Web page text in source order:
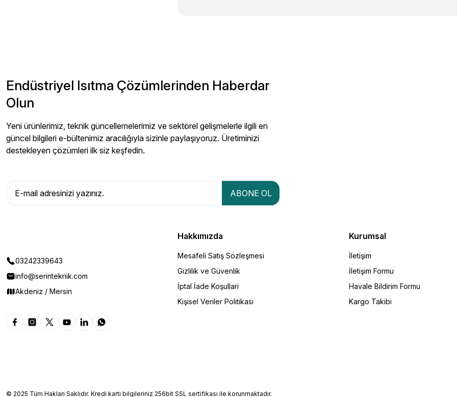
Endüstriyel Isıtma Çözümlerinden Haberdar
Olun
Yeni ürünlerimiz, teknik güncellemelerimiz ve sektörel gelişmelerle ilgili en
güncel bilgileri e-bültenimiz aracılığıyla sizinle paylaşıyoruz. Üretiminizi
destekleyen çözümleri ilk siz keşfedin.
ABONE OL
03242339643
info@serinteknik.com
Akdeniz / Mersin
Hakkımızda
Mesafeli Satış Sözleşmesi
Gizlilik ve Güvenlik
İptal İade Koşullari
Kişisel Veriler Politikası
Kurumsal
İletişim
İletişim Formu
Havale Bildirim Formu
Kargo Takibi
© 2025 Tüm Hakları Saklıdır. Kredi kartı bilgileriniz 256bit SSL sertifikası ile korunmaktadır.